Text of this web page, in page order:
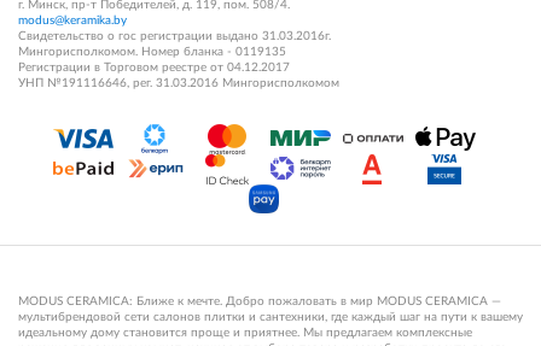
г. Минск, пр-т Победителей, д. 119, пом. 508/4.
modus@keramika.by
Свидетельство о гос регистрации выдано 31.03.2016г.
Мингорисполкомом. Номер бланка - 0119135
Регистрации в Торговом реестре от 04.12.2017
УНП №191116646, рег. 31.03.2016 Мингорисполкомом
MODUS CERAMICA: Ближе к мечте. Добро пожаловать в мир MODUS CERAMICA —
мультибрендовой сети салонов плитки и сантехники, где каждый шаг на пути к вашему
идеальному дому становится проще и приятнее. Мы предлагаем комплексные